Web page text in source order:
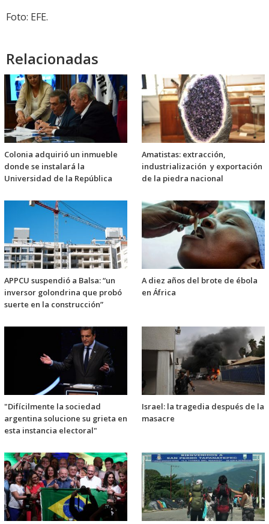
Foto: EFE.
Relacionadas
Colonia adquirió un inmueble
donde se instalará la
Universidad de la República
Amatistas: extracción,
industrialización y exportación
de la piedra nacional
APPCU suspendió a Balsa: “un
inversor golondrina que probó
suerte en la construcción”
A diez años del brote de ébola
en África
"Difícilmente la sociedad
argentina solucione su grieta en
esta instancia electoral"
Israel: la tragedia después de la
masacre